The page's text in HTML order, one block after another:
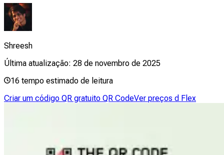
Shreesh
Última atualização: 28 de novembro de 2025
16 tempo estimado de leitura
Criar um código QR gratuito QR CodeVer preços d Flex